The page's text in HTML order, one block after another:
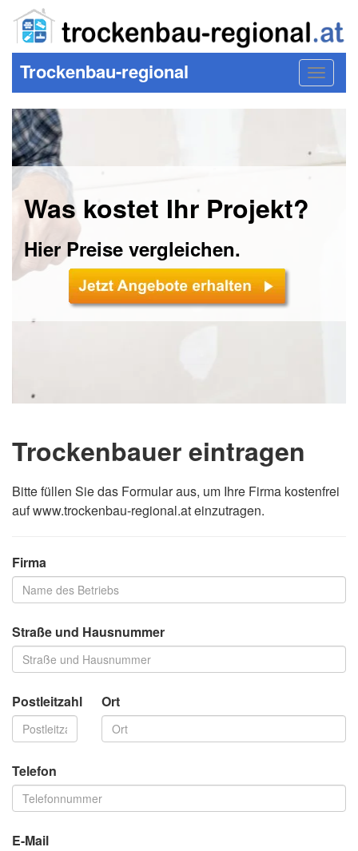
Toggle
Trockenbau-regional
Was kostet Ihr Projekt?
Hier Preise vergleichen.
Trockenbauer eintragen
Bitte füllen Sie das Formular aus, um Ihre Firma kostenfrei
auf www.trockenbau-regional.at einzutragen.
Firma
Straße und Hausnummer
Postleitzahl Ort
Telefon
E-Mail